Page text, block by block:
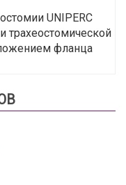
UNIPERC
трахеостомической
фланца